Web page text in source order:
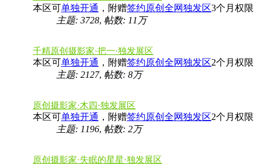
本区可单独开通 ，附赠签约原创全网独发区3个月权限
主题: 3728, 帖数: 11万
千精原创摄影家·把一·独发展区
本区可单独开通 ，附赠签约原创全网独发区2个月权限
主题: 2127, 帖数: 8万
原创摄影家·木四·独发展区
本区可单独开通 ，附赠签约原创全网独发区2个月权限
主题: 1196, 帖数: 2万
原创摄影家·失眠的星星·独发展区